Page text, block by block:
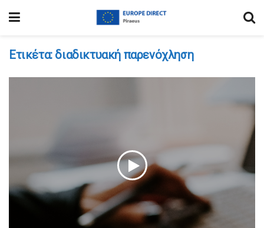
Ετικέτα: διαδικτυακή παρενόχληση